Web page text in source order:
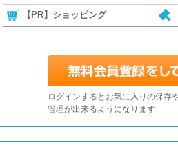
【PR】ショッピング
ログインするとお気に入りの保存
管理が出来るようになります